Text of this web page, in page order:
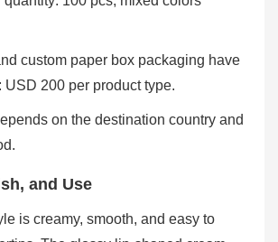
custom paper box packaging have
USD 200 per product type.
on the destination country and
and Use
is creamy, smooth, and easy to